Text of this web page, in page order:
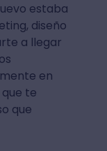
estaba
diseño
a llegar
en
te
que